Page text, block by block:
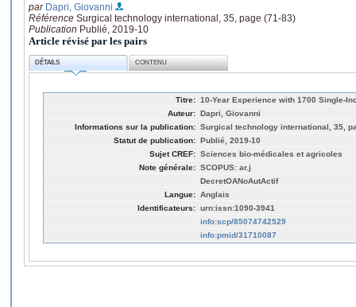
par Dapri, Giovanni
Référence Surgical technology international, 35, page (71-83)
Publication Publié, 2019-10
Article révisé par les pairs
DÉTAILS CONTENU
Titre: 10-Year Experience with 1700 Single-
Auteur: Dapri, Giovanni
Informations sur la publication: Surgical technology international, 35,
Statut de publication: Publié, 2019-10
Sujet CREF: Sciences bio-médicales et agricoles
Note générale: SCOPUS: ar.j
DecretOANoAutActif
Langue: Anglais
Identificateurs: urn:issn:1090-3941
info:scp/85074742529
info:pmid/31710087